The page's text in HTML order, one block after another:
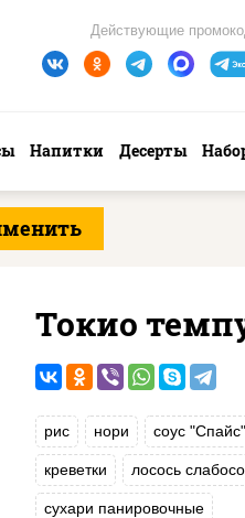
Действующие
Напитки Десерты
Токио
рис нори соус
креветки лосось
сухари панировочные